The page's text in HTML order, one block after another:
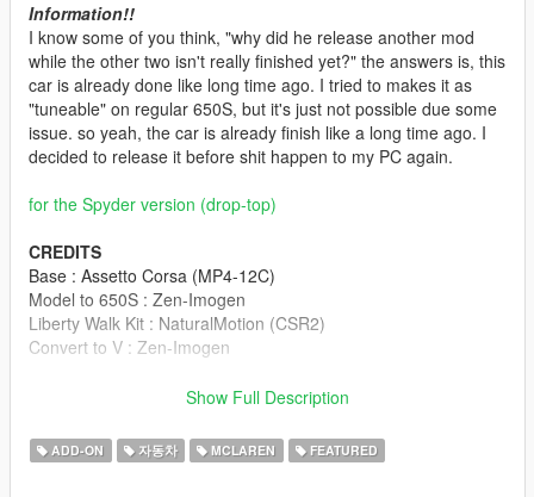
Information!!
I know some of you think, "why did he release another mod
while the other two isn't really finished yet?" the answers is, this
car is already done like long time ago. I tried to makes it as
"tuneable" on regular 650S, but it's just not possible due some
issue. so yeah, the car is already finish like a long time ago. I
decided to release it before shit happen to my PC again.
for the Spyder version (drop-top)
CREDITS
Base : Assetto Corsa (MP4-12C)
Model to 650S : Zen-Imogen
Liberty Walk Kit : NaturalMotion (CSR2)
Convert to V : Zen-Imogen
(partly), etc)
- Tuning
Show Full Description
ADD-ON 자동차 MCLAREN FEATURED